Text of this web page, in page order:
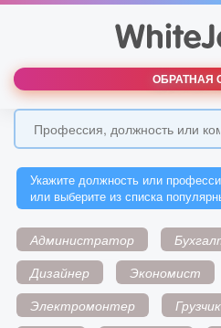
ОБРАТНАЯ
Укажите должность или
или выберите из списка
Администратор
Дизайнер
Экономист
Электромонтер
Грузчик